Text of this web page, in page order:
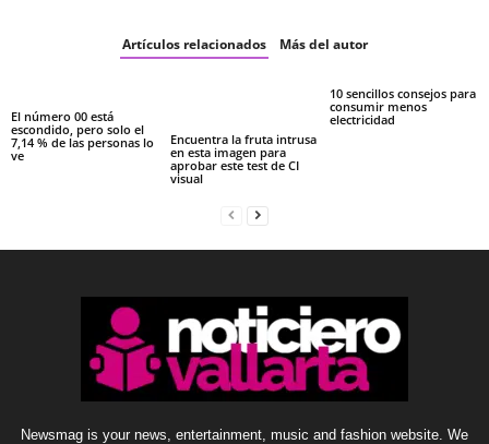
Artículos relacionados Más del autor
El número 00 está
escondido, pero solo el
7,14 % de las personas lo
ve
Encuentra la fruta intrusa
en esta imagen para
aprobar este test de CI
visual
10 sencillos consejos para
consumir menos
electricidad
Newsmag is your news, entertainment, music and fashion website. We